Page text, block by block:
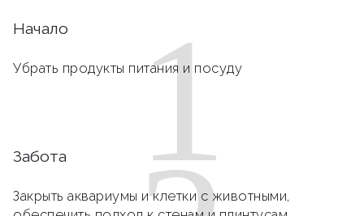
1
Начало
Убрать продукты питания и посуду
Забота
Закрыть аквариумы и клетки с животными,